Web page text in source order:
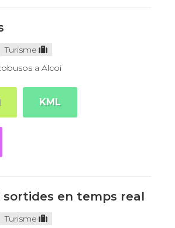
Turisme
a Alcoi
KML
sortides en temps real
Turisme